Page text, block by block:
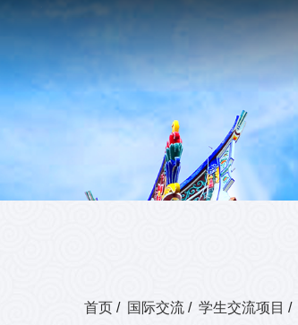
首页 / 国际交流 / 学生交流项目 /